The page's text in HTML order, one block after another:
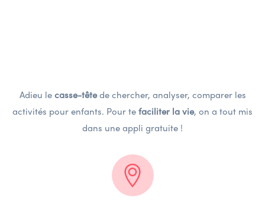
Adieu lecasse-têtede chercher, analyser, comparer les
activités pour enfants. Pour tefaciliter la vie, on a tout mis
dans une appli gratuite !